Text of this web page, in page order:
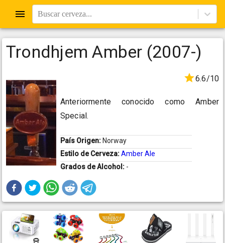
Buscar cerveza...
Trondhjem Amber (2007-)
6.6/10
Anteriormente conocido como Amber
Special.
País Origen: Norway
Estilo de Cerveza:Amber Ale
Grados de Alcohol: -